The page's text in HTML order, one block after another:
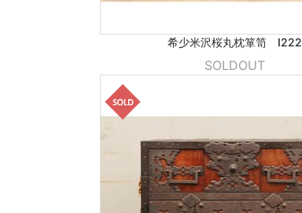
希少米沢桜丸枕箪笥 I222
SOLDOUT